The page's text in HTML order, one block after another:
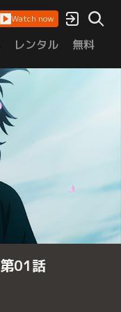
Watch now
レンタル 無料
01話